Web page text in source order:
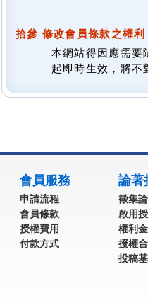
拾參 修改會員條款之權利
本網站得因應需要
起即時生效，將不
會員服務
申請流程
會員條款
授權費用
付款方式
論著
徵集
啟用
權利
授權
投稿